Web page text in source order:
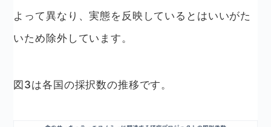
よって異なり、実態を反映しているとはいいがた
いため除外しています。
図3は各国の採択数の推移です。